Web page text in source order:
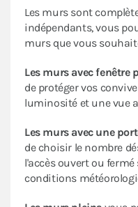
Les murs sont
indépendants, vous
murs que vous
Les murs avec fenêtre
de protéger vos
luminosité et une vue
Les murs avec une
de choisir le nombre
l'accès ouvert ou
conditions